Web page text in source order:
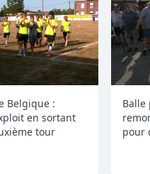
Belgique :
en sortant
tour
Balle
pour